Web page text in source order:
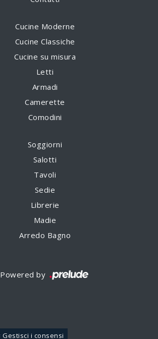
Cucine Moderne
Cucine Classiche
Cucine su misura
Letti
Armadi
Camerette
Comodini
Soggiorni
Salotti
Tavoli
Sedie
Librerie
Madie
Arredo Bagno
Powered by
Gestisci i consensi